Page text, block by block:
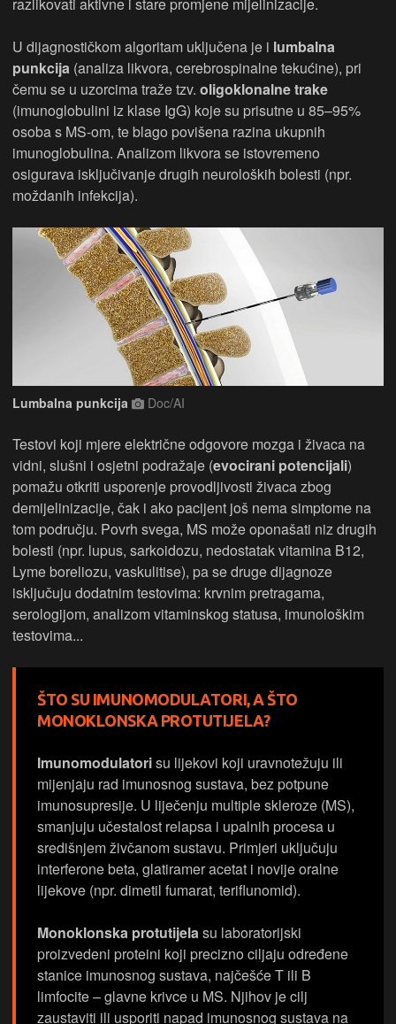
U dijagnostičkom algoritam uključena je i lumbalna
punkcija (analiza likvora, cerebrospinalne tekućine), pri
čemu se u uzorcima traže tzv. oligoklonalne trake
(imunoglobulini iz klase IgG) koje su prisutne u 85–95%
osoba s MS-om, te blago povišena razina ukupnih
imunoglobulina. Analizom likvora se istovremeno
osigurava isključivanje drugih neuroloških bolesti (npr.
moždanih infekcija).
Lumbalna punkcija Doc/AI
Testovi koji mjere električne odgovore mozga i živaca na
vidni, slušni i osjetni podražaje (evocirani potencijali)
pomažu otkriti usporenje provodljivosti živaca zbog
demijelinizacije, čak i ako pacijent još nema simptome na
tom području. Povrh svega, MS može oponašati niz drugih
bolesti (npr. lupus, sarkoidozu, nedostatak vitamina B12,
Lyme boreliozu, vaskulitise), pa se druge dijagnoze
isključuju dodatnim testovima: krvnim pretragama,
serologijom, analizom vitaminskog statusa, imunološkim
testovima...
ŠTO SU IMUNOMODULATORI, A ŠTO
MONOKLONSKA PROTUTIJELA?
Imunomodulatorisu lijekovi koji uravnotežuju ili
mijenjaju rad imunosnog sustava, bez potpune
imunosupresije. U liječenju multiple skleroze (MS),
smanjuju učestalost relapsa i upalnih procesa u
središnjem živčanom sustavu. Primjeri uključuju
interferone beta, glatiramer acetat i novije oralne
lijekove (npr. dimetil fumarat, teriflunomid).
Monoklonska protutijelasu laboratorijski
proizvedeni proteini koji precizno ciljaju određene
stanice imunosnog sustava, najčešće T ili B
limfocite – glavne krivce u MS. Njihov je cilj
zaustaviti ili usporiti napad imunosnog sustava na